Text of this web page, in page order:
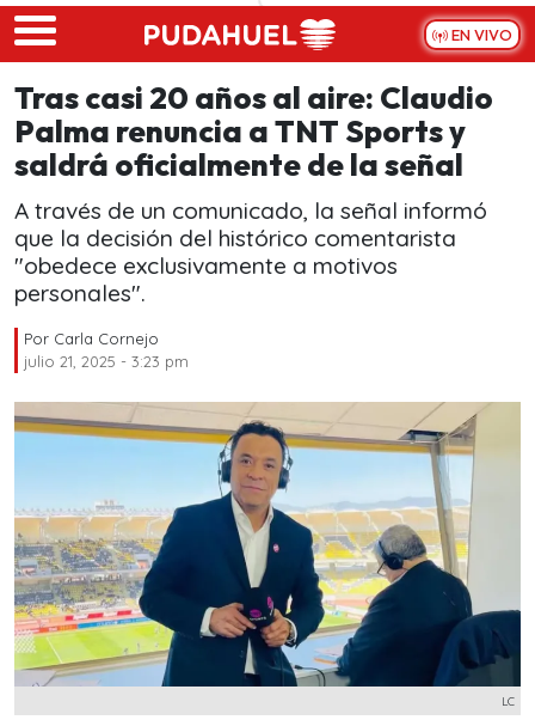
Skip to main content
EN VIVO
Tras casi 20 años al aire: Claudio
Palma renuncia a TNT Sports y
saldrá oficialmente de la señal
A través de un comunicado, la señal informó
que la decisión del histórico comentarista
"obedece exclusivamente a motivos
personales".
Por Carla Cornejo
julio 21, 2025 - 3:23 pm
LC